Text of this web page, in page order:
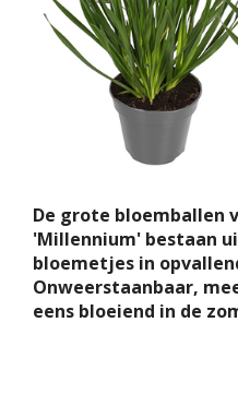
De grote bloemballen
'Millennium' bestaan
bloemetjes in
Onweerstaanbaar,
eens bloeiend in de